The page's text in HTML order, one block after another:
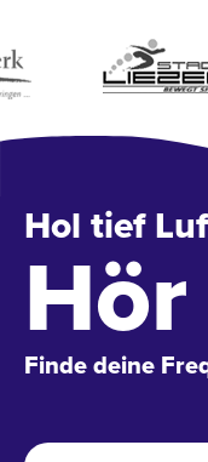
Hol tief
Finde deine
Name *